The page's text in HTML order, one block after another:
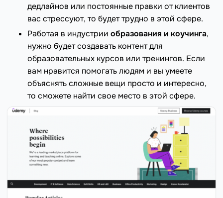
дедлайнов или постоянные правки от клиентов
вас стрессуют, то будет трудно в этой сфере.
Работая в индустрии образования и коучинга,
нужно будет создавать контент для
образовательных курсов или тренингов. Если
вам нравится помогать людям и вы умеете
объяснять сложные вещи просто и интересно,
то сможете найти свое место в этой сфере.